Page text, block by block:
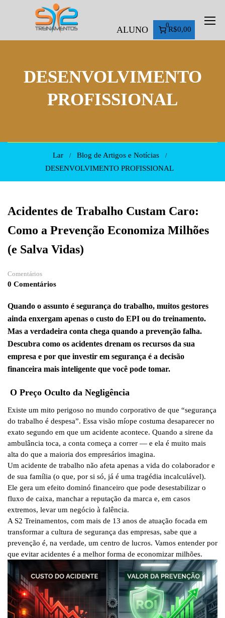
ALUNO 0
R$0,00
DESENVOLVIMENTO
PROFISSIONAL
Lar
Blog de Artigos e Notícias
DESENVOLVIMENTO PROFISSIONAL
Acidentes de Trabalho Custam Caro:
Como a Prevenção Economiza Milhões
(e Salva Vidas)
Comentários
0 Comentários
Quando o assunto é segurança do trabalho, muitos gestores
ainda enxergam apenas o custo do EPI ou do treinamento.
Mas a verdadeira conta chega quando a prevenção falha.
Descubra como os acidentes drenam os recursos da sua
empresa e por que investir em segurança é a decisão
financeira mais inteligente que você pode tomar.
O Preço Oculto da Negligência
Existe um mito perigoso no mundo corporativo de que “segurança
do trabalho é despesa”. Essa visão míope costuma desaparecer no
exato segundo em que um acidente acontece. Quando a sirene da
ambulância toca, a conta começa a correr — e ela é muito mais
alta do que a maioria dos empresários imagina.
Um acidente de trabalho não afeta apenas a vida do colaborador e
de sua família (o que, por si só, já é uma tragédia incalculável).
Ele gera um efeito dominó financeiro que pode desestabilizar o
fluxo de caixa, manchar a reputação da marca e, em casos
extremos, levar um negócio à falência.
A S2 Treinamentos, com mais de 13 anos de atuação focada em
transformar a cultura de segurança das empresas, sabe que a
prevenção é, na verdade, um centro de lucros. Vamos entender por
que evitar acidentes é a melhor forma de economizar milhões.